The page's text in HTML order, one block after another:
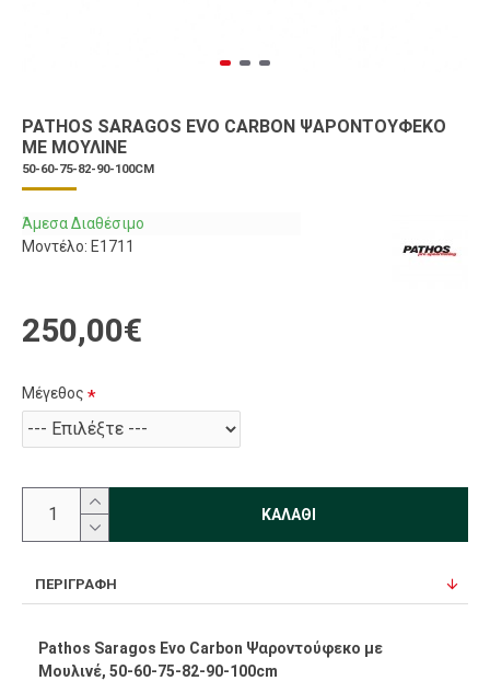
PATHOS SARAGOS EVO CARBON ΨΑΡΟΝΤΟΎΦΕΚΟ
ΜΕ ΜΟΥΛΙΝΈ
50-60-75-82-90-100CM
Άμεσα Διαθέσιμο
Μοντέλο: E1711
250,00€
Μέγεθος
ΚΑΛΆΘΙ
ΠΕΡΙΓΡΑΦΉ
Pathos Saragos Evo Carbon Ψαροντούφεκο με
Μουλινέ, 50-60-75-82-90-100cm